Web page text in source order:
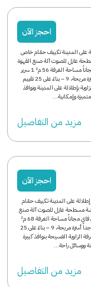
احجز الآن
م² إطلالة على المدينة تكييف حمّام خاص
عازل للصوت آلة صنع القهوة
ميني بار واي فاي مجاناً مساحة الغرفة 56 م² 1 سرير
مزدوج كبير جداً أسرّة مريحة، 9 – بناءً على 25 تقييم
بإطلالة على المدينة ونوافذ
وإمكانية...
مزید من التفاصیل
احجز الآن
جناح كلوب 68 م² إطلالة على المدينة تكييف حمّام
مسطحة عازل للصوت آلة صنع
القهوة ميني بار واي فاي مجاناً مساحة الغرفة 68 م²
1 سرير مزدوج كبير جداً أسرّة مريحة، 9 – بناءً على 25
الزاوية الفسيحة بنوافذ كبيرة
ووسائل راحة...
مزید من التفاصیل